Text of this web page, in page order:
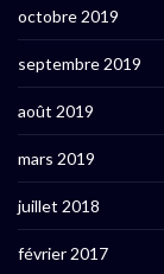
octobre 2019
septembre 2019
août 2019
mars 2019
juillet 2018
février 2017